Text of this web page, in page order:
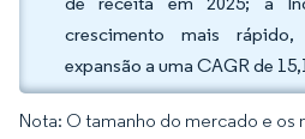
crescimento mais
expansão a uma CAGR de
Nota: O tamanho do mercado e os